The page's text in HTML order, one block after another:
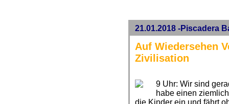
21.01.2018 -Piscadera
Auf Wiedersehen
Zivilisation
9 Uhr: Wir sind
habe einen
die Kinder ein und fährt